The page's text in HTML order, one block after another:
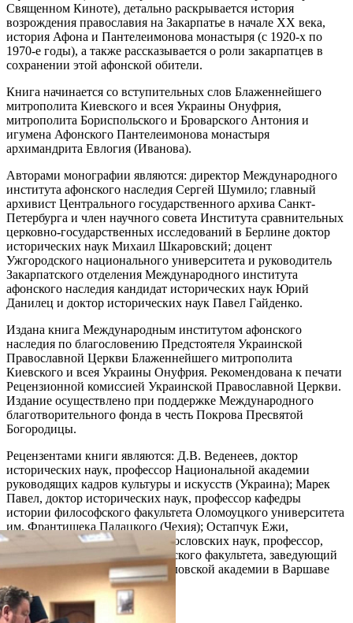
Священном Киноте), детально раскрывается история
возрождения православия на Закарпатье в начале ХХ века,
история Афона и Пантелеимонова монастыря (с 1920-х по
1970-е годы), а также рассказывается о роли закарпатцев в
сохранении этой афонской обители.
Книга начинается со вступительных слов Блаженнейшего
митрополита Киевского и всея Украины Онуфрия,
митрополита Бориспольского и Броварского Антония и
игумена Афонского Пантелеимонова монастыря
архимандрита Евлогия (Иванова).
Авторами монографии являются: директор Международного
института афонского наследия Сергей Шумило; главный
архивист Центрального государственного архива Санкт-
Петербурга и член научного совета Института сравнительных
церковно-государственных исследований в Берлине доктор
исторических наук Михаил Шкаровский; доцент
Ужгородского национального университета и руководитель
Закарпатского отделения Международного института
афонского наследия кандидат исторических наук Юрий
Данилец и доктор исторических наук Павел Гайденко.
Издана книга Международным институтом афонского
наследия по благословению Предстоятеля Украинской
Православной Церкви Блаженнейшего митрополита
Киевского и всея Украины Онуфрия. Рекомендована к печати
Рецензионной комиссией Украинской Православной Церкви.
Издание осуществлено при поддержке Международного
благотворительного фонда в честь Покрова Пресвятой
Богородицы.
Рецензентами книги являются: Д.В. Веденеев, доктор
исторических наук, профессор Национальной академии
руководящих кадров культуры и искусств (Украина); Марек
Павел, доктор исторических наук, профессор кафедры
истории философского факультета Оломоуцкого университета
им. Франтишека Палацкого (Чехия); Остапчук Ежи,
хабилитированный доктор богословских наук, профессор,
декан православного богословского факультета, заведующий
кафедрой Христианской богословской академии в Варшаве
(Польша).
Распечатать